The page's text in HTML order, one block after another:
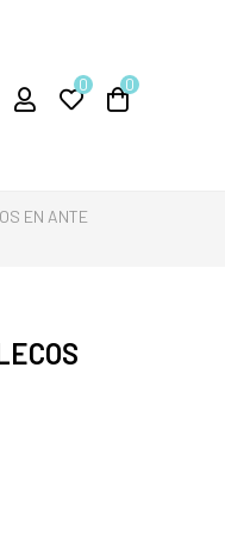
0 0
EN ANTE